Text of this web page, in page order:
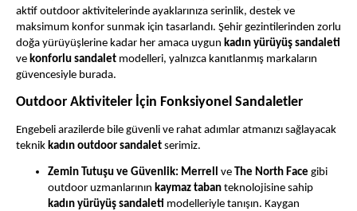
aktif outdoor aktivitelerinde ayaklarınıza serinlik, destek ve
maksimum konfor sunmak için tasarlandı. Şehir gezintilerinden zorlu
doğa yürüyüşlerine kadar her amaca uygun kadın yürüyüş sandaleti
ve konforlu sandalet modelleri, yalnızca kanıtlanmış markaların
güvencesiyle burada.
Outdoor Aktiviteler İçin Fonksiyonel Sandaletler
Engebeli arazilerde bile güvenli ve rahat adımlar atmanızı sağlayacak
teknik kadın outdoor sandalet serimiz.
Zemin Tutuşu ve Güvenlik: Merrell ve The North Face gibi
outdoor uzmanlarının kaymaz taban teknolojisine sahip
kadın yürüyüş sandaleti modelleriyle tanışın. Kaygan